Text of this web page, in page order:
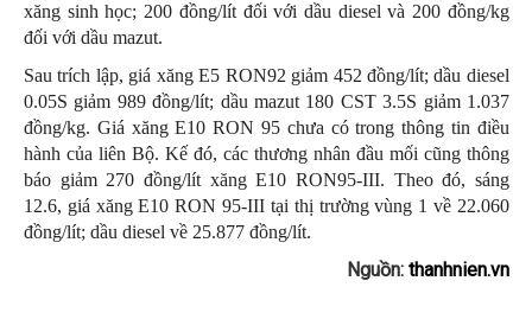
xăng sinh học; 200 đồng/lít đối với dầu diesel và 200 đồng/kg
đối với dầu mazut.
Sau trích lập, giá xăng E5 RON92 giảm 452 đồng/lít; dầu diesel
0.05S giảm 989 đồng/lít; dầu mazut 180 CST 3.5S giảm 1.037
đồng/kg. Giá xăng E10 RON 95 chưa có trong thông tin điều
hành của liên Bộ. Kế đó, các thương nhân đầu mối cũng thông
báo giảm 270 đồng/lít xăng E10 RON95-III. Theo đó, sáng
12.6, giá xăng E10 RON 95-III tại thị trường vùng 1 về 22.060
đồng/lít; dầu diesel về 25.877 đồng/lít.
Nguồn: thanhnien.vn